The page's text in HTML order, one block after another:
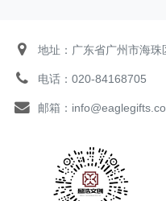
地址：广东省广州市海
电话：020-84168705
邮箱：